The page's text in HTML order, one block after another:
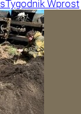
Tygodnik Wprost